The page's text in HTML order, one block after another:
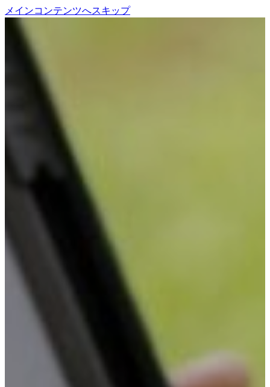
メインコンテンツへスキップ